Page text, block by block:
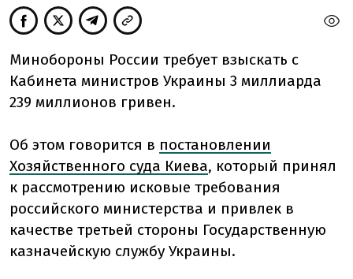
Минобороны России требует взыскать с
Кабинета министров Украины 3 миллиарда
239 миллионов гривен.
Об этом говорится в постановлении
Хозяйственного суда Киева, который принял
к рассмотрению исковые требования
российского министерства и привлек в
качестве третьей стороны Государственную
казначейскую службу Украины.